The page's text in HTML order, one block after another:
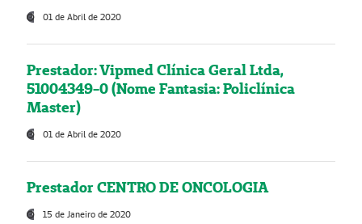
01 de Abril de 2020
Prestador: Vipmed Clínica Geral Ltda,
51004349-0 (Nome Fantasia: Policlínica
Master)
01 de Abril de 2020
Prestador CENTRO DE ONCOLOGIA
15 de Janeiro de 2020